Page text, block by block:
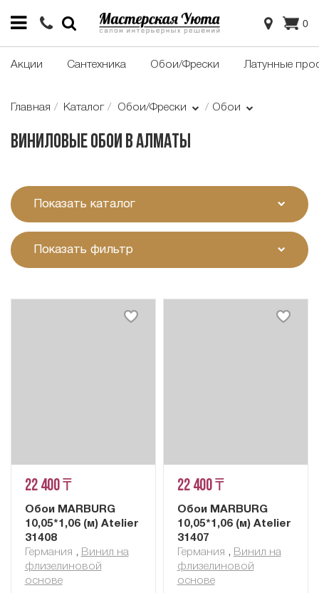
0
Акции Сантехника Обои/Фрески Латунные
Главная Каталог Обои/Фрески Обои
Виниловые обои в Алматы
Показать каталог
Показать фильтр
22 400 ₸
Обои MARBURG
10,05*1,06 (м) Atelier
31408
Германия , Винил на
флизелиновой
основе
22 400 ₸
Обои MARBURG
10,05*1,06 (м) Atelier
31407
Германия , Винил на
флизелиновой
основе